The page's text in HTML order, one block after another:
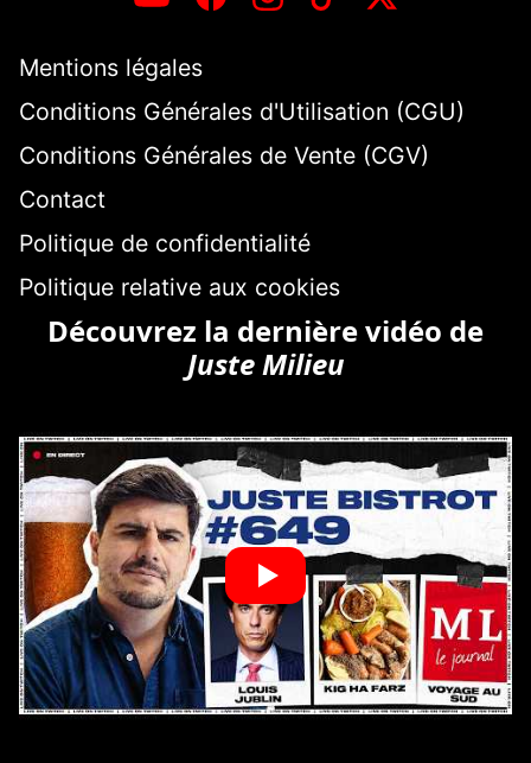
Mentions légales
Conditions Générales d'Utilisation (CGU)
Conditions Générales de Vente (CGV)
Contact
Politique de confidentialité
Politique relative aux cookies
Découvrez la dernière vidéo de
Juste Milieu